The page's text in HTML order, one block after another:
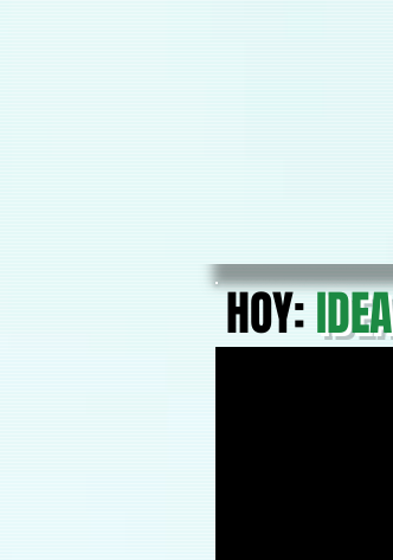
HOY:IDEA